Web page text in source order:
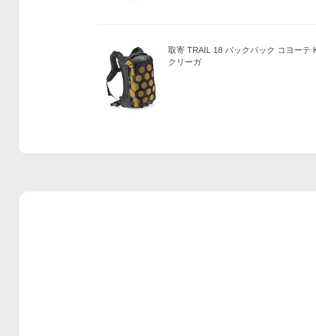
取寄 TRAIL 18 バックパック コヨーテ
クリーガ